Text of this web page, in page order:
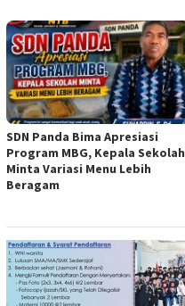
SDN Panda Bima Apresiasi
Program MBG, Kepala Sekolah
Minta Variasi Menu Lebih
Beragam